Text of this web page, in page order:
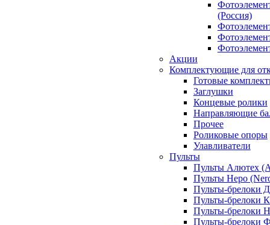
(Россия)
Акции
Комплектующие для
Готовые
Заглушки
Концевые ролики
Направляющие
Прочее
Роликовые опоры
Улавливатели
Пульты
Пульты Алютех
Пульты Неро
Пульты-брелоки
Пульты-брелоки
Пульты-брелоки
Пульты-брелоки